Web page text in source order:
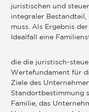
juristischen und
integraler
muss. Als Ergebnis
Idealfall eine
die die juristisch-
Wertefundament für
Ziele des
Standortbestimmung
Familie, das